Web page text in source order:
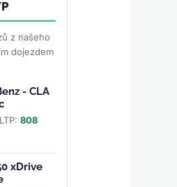
z našeho
dojezdem
- CLA
808
xDrive